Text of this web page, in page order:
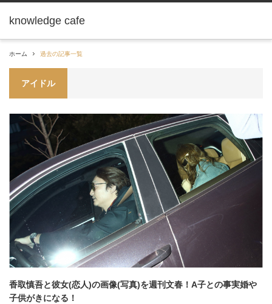
knowledge cafe
ホーム 過去の記事一覧
アイドル
香取慎吾と彼女(恋人)の画像(写真)を週刊文春！A子との事実婚や
子供がきになる！